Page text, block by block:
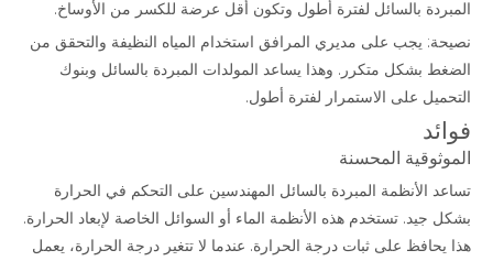
المبردة بالسائل لفترة أطول وتكون أقل عرضة للكسر من الأوساخ.
نصيحة: يجب على مديري المرافق استخدام المياه النظيفة والتحقق من
الضغط بشكل متكرر. وهذا يساعد المولدات المبردة بالسائل وبنوك
التحميل على الاستمرار لفترة أطول.
فوائد
الموثوقية المحسنة
تساعد الأنظمة المبردة بالسائل المهندسين على التحكم في الحرارة
بشكل جيد. تستخدم هذه الأنظمة الماء أو السوائل الخاصة لإبعاد الحرارة.
هذا يحافظ على ثبات درجة الحرارة. عندما لا تتغير درجة الحرارة، يعمل